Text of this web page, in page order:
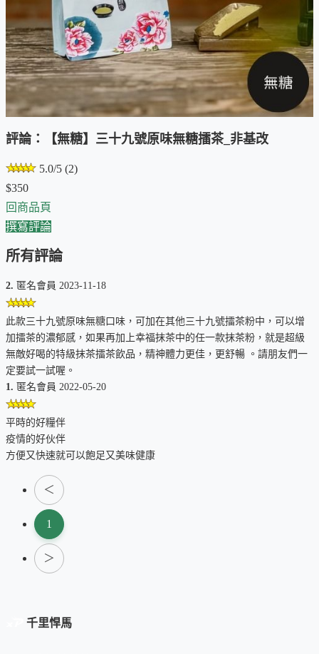
評論：【無糖】三十九號原味無糖擂茶_非基改
5.0/5 (2)
$350
回商品頁
撰寫評論
所有評論
2. 匿名會員 2023-11-18
此款三十九號原味無糖口味，可加在其他三十九號擂茶粉中，可以增
加擂茶的濃郁感，如果再加上幸福抹茶中的任一款抹茶粉，就是超級
無敵好喝的特級抹茶擂茶飲品，精神體力更佳，更舒暢 。請朋友們一
定要試一試喔。
1. 匿名會員 2022-05-20
平時的好糧伴
疫情的好伙伴
方便又快速就可以飽足又美味健康
＜
1
＞
千里悍馬